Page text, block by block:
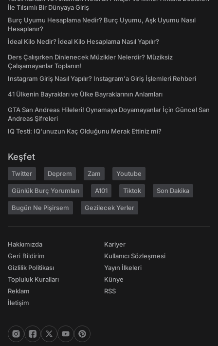
İle Tılsımlı Bir Dünyaya Giriş
Burç Uyumu Hesaplama Nedir? Burç Uyumu, Aşk Uyumu Nasıl
Hesaplanır?
İdeal Kilo Nedir? İdeal Kilo Hesaplama Nasıl Yapılır?
Ders Çalışırken Dinlenecek Müzikler Nelerdir? Müziksiz
Çalışamayanlar Toplanın!
Instagram Giriş Nasıl Yapılır? Instagram'a Giriş İşlemleri Rehberi
41 Ülkenin Bayrakları ve Ülke Bayraklarının Anlamları
GTA San Andreas Hileleri! Oynamaya Doyamayanlar İçin Güncel San
Andreas Şifreleri
IQ Testi: IQ'unuzun Kaç Olduğunu Merak Ettiniz mi?
Keşfet
Twitter Deprem Zam Youtube
Günlük Burç Yorumları A101 Tiktok Son Dakika
Bugün Ne Pişirsem Gezilecek Yerler
Hakkımızda
Geri Bildirim
Gizlilik Politikası
Topluluk Kuralları
Reklam
İletişim
Kariyer
Kullanıcı Sözleşmesi
Yayın İlkeleri
Künye
RSS